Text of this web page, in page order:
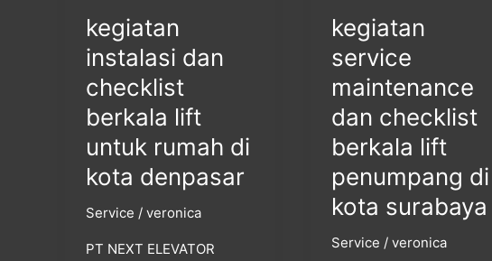
kegiatan
instalasi dan
checklist
berkala lift
untuk rumah di
kota denpasar
Service / veronica
PT NEXT ELEVATOR
kota
denpasar
kegiatan
service
maintenance
dan checklist
berkala lift
penumpang di
kota surabaya
Service /veronica
kota
surabaya